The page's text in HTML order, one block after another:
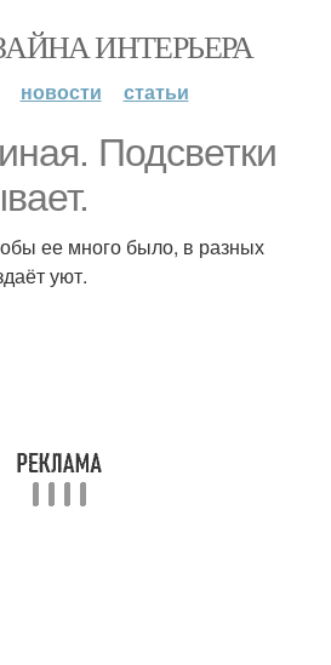
ИНТЕРЬЕРА
новости статьи
Подсветки
ее много было, в разных
уют.